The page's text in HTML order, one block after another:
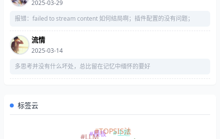
2025-03-29
报错：failed to stream content 如何结局啊；插件配置的没有问题；
流情
2025-03-14
多思考并没有什么坏处，总比留在记忆中缅怀的要好
标签云
#模板 #主题
#LLM
#TOPSIS法